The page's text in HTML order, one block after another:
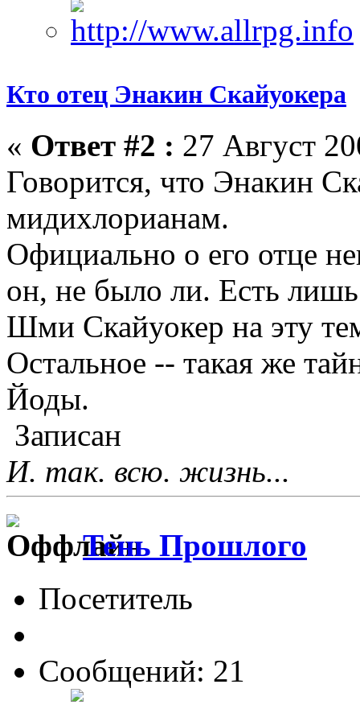
Кто отец Энакин Скайуокера
« Ответ #2 : 27 Август
Говорится, что Энакин
мидихлорианам.
Официально о его отце
он, не было ли. Есть лишь
Шми Скайуокер на эту
Остальное -- такая же
Йоды.
Записан
И. так. всю. жизнь...
Тень Прошлого
Посетитель
Сообщений: 21